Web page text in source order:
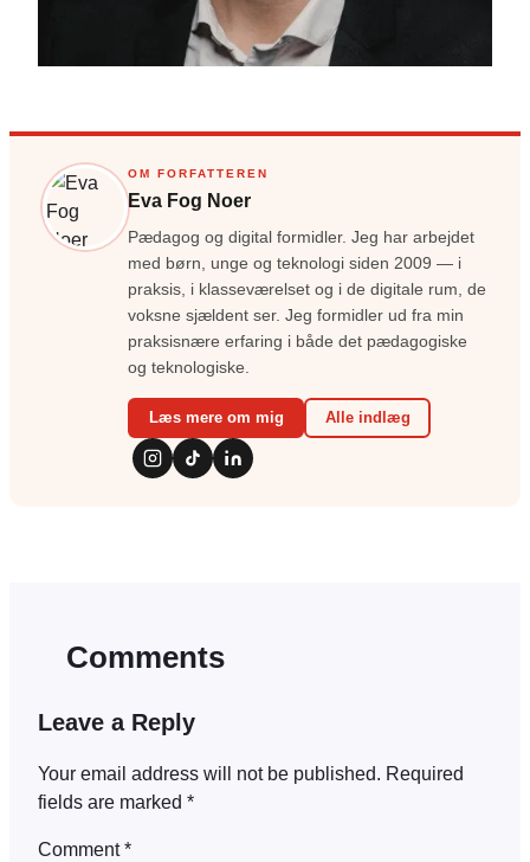
OM FORFATTEREN
Eva Fog Noer
Pædagog og digital formidler. Jeg har arbejdet
med børn, unge og teknologi siden 2009 — i
praksis, i klasseværelset og i de digitale rum, de
voksne sjældent ser. Jeg formidler ud fra min
praksisnære erfaring i både det pædagogiske
og teknologiske.
Læs mere om mig Alle indlæg
Comments
Leave a Reply
Your email address will not be published. Required
fields are marked *
Comment*